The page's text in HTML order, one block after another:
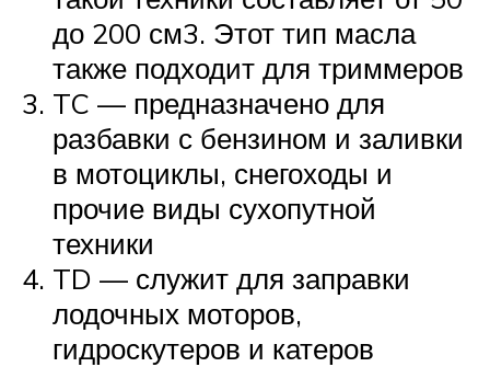
до 200 см3. Этот тип масла
также подходит для триммеров
TC — предназначено для
разбавки с бензином и заливки
в мотоциклы, снегоходы и
прочие виды сухопутной
техники
TD — служит для заправки
лодочных моторов,
гидроскутеров и катеров